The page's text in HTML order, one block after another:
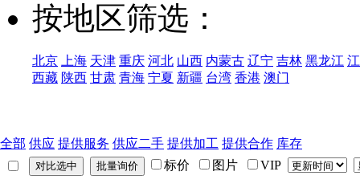
按地区筛选：
北京 上海 天津 重庆 河北 山西 内蒙古 辽宁 吉林 黑龙江
西藏 陕西 甘肃 青海 宁夏 新疆 台湾 香港 澳门
全部 供应 提供服务 供应二手 提供加工 提供合作 库存
标价
图片 VIP